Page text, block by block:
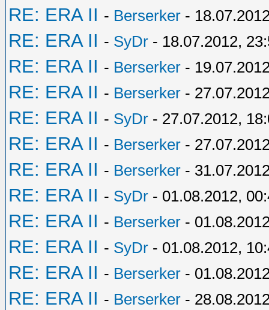
RE: ERA II - Berserker -
RE: ERA II - SyDr - 18.07.2012,
RE: ERA II - Berserker -
RE: ERA II - Berserker -
RE: ERA II - SyDr - 27.07.2012,
RE: ERA II - Berserker -
RE: ERA II - Berserker -
RE: ERA II - SyDr - 01.08.2012,
RE: ERA II - Berserker -
RE: ERA II - SyDr - 01.08.2012,
RE: ERA II - Berserker -
RE: ERA II - Berserker -